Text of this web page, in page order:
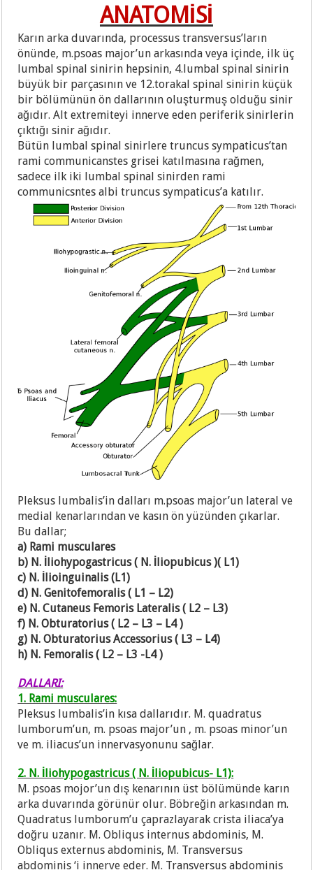
ANATOMİSİ
Karın arka duvarında, processus transversus’ların
önünde, m.psoas major’un arkasında veya içinde, ilk üç
lumbal spinal sinirin hepsinin, 4.lumbal spinal sinirin
büyük bir parçasının ve 12.torakal spinal sinirin küçük
bir bölümünün ön dallarının oluşturmuş olduğu sinir
ağıdır. Alt extremiteyi innerve eden periferik sinirlerin
çıktığı sinir ağıdır.
Bütün lumbal spinal sinirlere truncus sympaticus’tan
rami communicanstes grisei katılmasına rağmen,
sadece ilk iki lumbal spinal sinirden rami
communicsntes albi truncus sympaticus’a katılır.
Pleksus lumbalis’in dalları m.psoas major’un lateral ve
medial kenarlarından ve kasın ön yüzünden çıkarlar.
Bu dallar;
a) Rami musculares
b) N. İliohypogastricus ( N. İliopubicus )( L1)
c) N. İlioinguinalis (L1)
d) N. Genitofemoralis ( L1 – L2)
e) N. Cutaneus Femoris Lateralis ( L2 – L3)
f) N. Obturatorius ( L2 – L3 – L4 )
g) N. Obturatorius Accessorius ( L3 – L4)
h) N. Femoralis ( L2 – L3 -L4 )
DALLARI:
1. Rami musculares:
Pleksus lumbalis’in kısa dallarıdır. M. quadratus
lumborum’un, m. psoas major’un , m. psoas minor’un
ve m. iliacus’un innervasyonunu sağlar.
2. N. İliohypogastricus ( N. İliopubicus- L1):
M. psoas mojor’un dış kenarının üst bölümünde karın
arka duvarında görünür olur. Böbreğin arkasından m.
Quadratus lumborum’u çaprazlayarak crista iliaca’ya
doğru uzanır. M. Obliqus internus abdominis, M.
Obliqus externus abdominis, M. Transversus
abdominis ‘i innerve eder. M. Transversus abdominis